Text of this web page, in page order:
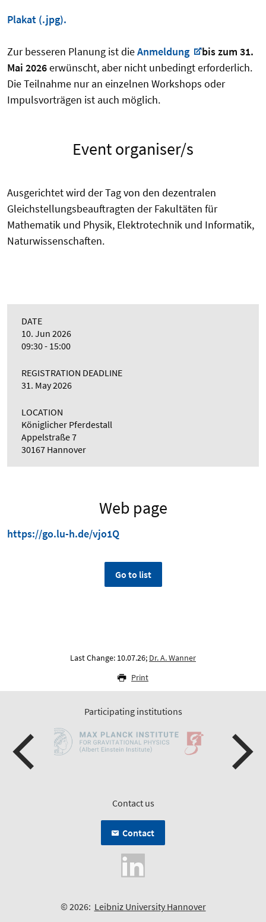
Plakat (.jpg).
Zur besseren Planung ist dieAnmeldung
bis zum 31.
Mai 2026erwünscht, aber nicht unbedingt erforderlich.
Die Teilnahme nur an einzelnen Workshops oder
Impulsvorträgen ist auch möglich.
Event organiser/s
Ausgerichtet wird der Tag von den dezentralen
Gleichstellungsbeauftragten der Fakultäten für
Mathematik und Physik, Elektrotechnik und Informatik,
Naturwissenschaften.
DATE
10. Jun 2026
09:30 - 15:00
REGISTRATION DEADLINE
31. May 2026
LOCATION
Königlicher Pferdestall
Appelstraße 7
30167 Hannover
Web page
https://go.lu-h.de/vjo1Q
Go to list
Last Change: 10.07.26; Dr. A. Wanner
Print
Participating institutions
Contact us
Contact
© 2026: Leibniz University Hannover